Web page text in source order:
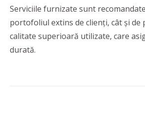
Serviciile furnizate sunt
portofoliul extins de clienți, cât și de
calitate superioară utilizate, care
durată.